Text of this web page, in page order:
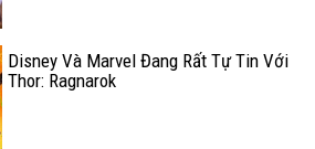
Disney Và Marvel Đang Rất Tự Tin Với
Thor: Ragnarok